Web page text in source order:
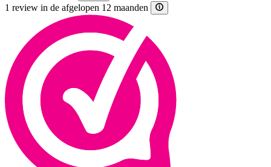
1 review in de afgelopen 12 maanden